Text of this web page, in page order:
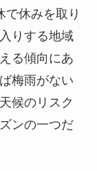
で休みを取り
りする地域
る傾向にあ
梅雨がない
候のリスク
ンの一つだ